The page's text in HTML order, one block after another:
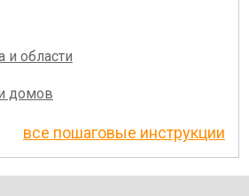
и области
домов
все пошаговые инструкции